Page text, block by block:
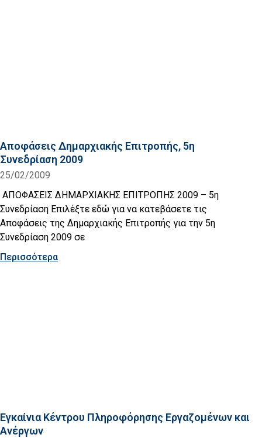
Αποφάσεις Δημαρχιακής Επιτροπής, 5η
Συνεδρίαση 2009
25/02/2009
ΑΠΟΦΑΣΕΙΣ ΔΗΜΑΡΧΙΑΚΗΣ ΕΠΙΤΡΟΠΗΣ 2009 – 5η
Συνεδρίαση Επιλέξτε εδώ για να κατεβάσετε τις
Αποφάσεις της Δημαρχιακής Επιτροπής για την 5η
Συνεδρίαση 2009 σε
Περισσότερα
Εγκαίνια Κέντρου Πληροφόρησης Εργαζομένων και
Ανέργων